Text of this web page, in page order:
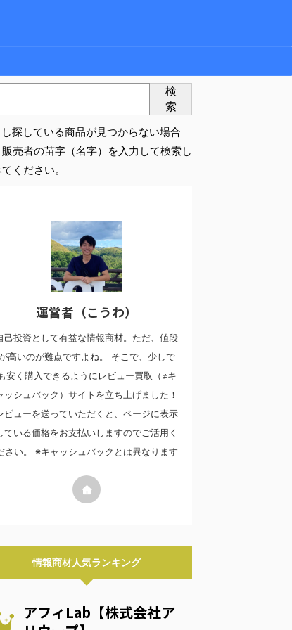
検
索
探している商品が見つからない場合
販売者の苗字（名字）を入力して検索し
ください。
運営者（こうわ）
己投資として有益な情報商材。ただ、値段
高いのが難点ですよね。 そこで、少しで
安く購入できるようにレビュー買取（≠キ
ッシュバック）サイトを立ち上げました！
ビューを送っていただくと、ページに表示
ている価格をお支払いしますのでご活用く
さい。 ※キャッシュバックとは異なります
情報商材人気ランキング
アフィLab【株式会社ア